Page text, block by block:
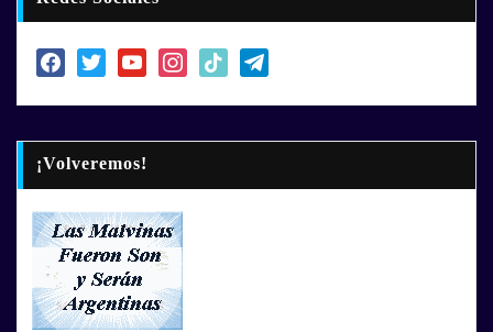
facebooktwitter youtubeinstagram
tiktok telegram
¡Volveremos!